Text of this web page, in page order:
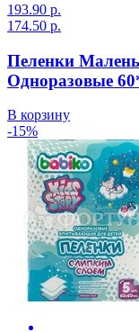
193.90 р.
174.50 р.
Пеленки
Одноразовые
В корзину
-15%